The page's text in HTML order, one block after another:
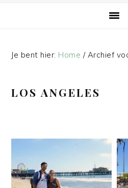
Je bent hier: Home /Archief
LOS ANGELES